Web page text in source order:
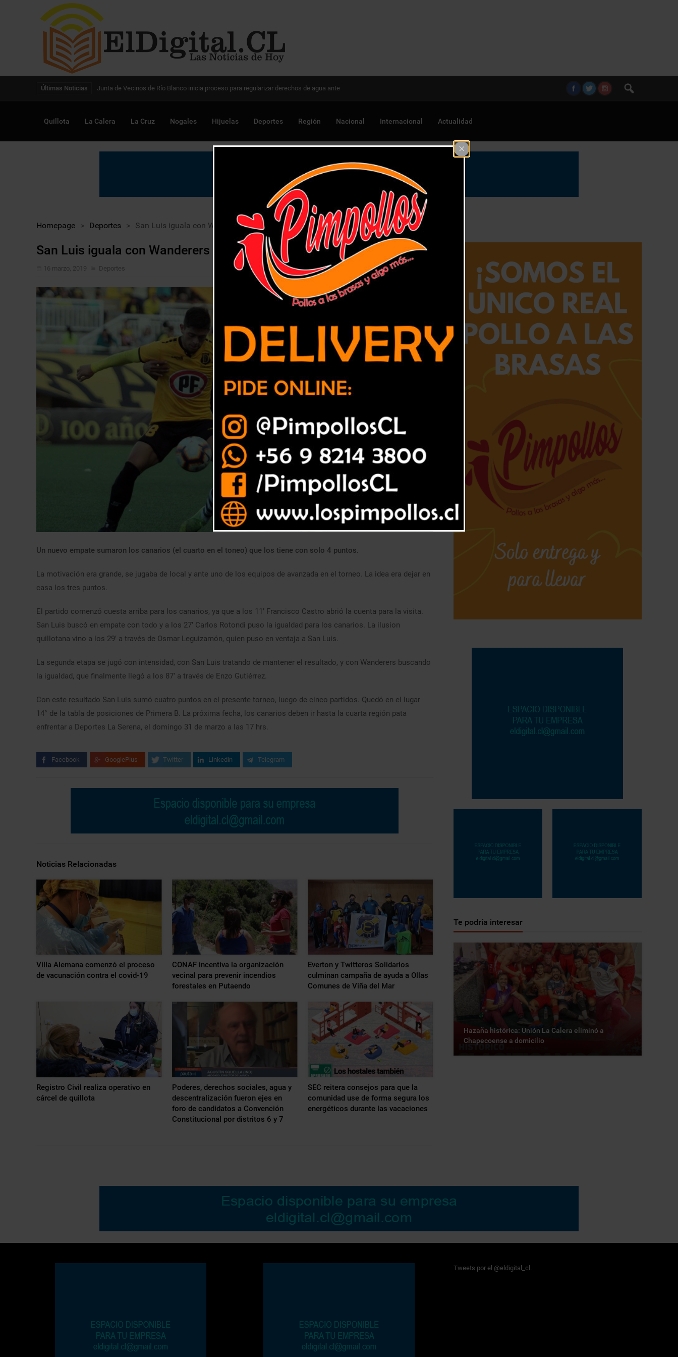
Últimas Noticias Digitalización de la gestión pública avanza en Chile para optimizar proyectos
Quillota La Calera La Cruz Nogales Hijuelas Deportes Región Nacional Internacional Actualidad
Homepage > Deportes > San Luis iguala con Wanderers y sigue sin ganar
San Luis iguala con Wanderers y sigue sin ganar
16 marzo, 2019 Deportes
Un nuevo empate sumaron los canarios (el cuarto en el toneo) que los tiene con solo 4 puntos.
La motivación era grande, se jugaba de local y ante uno de los equipos de avanzada en el torneo. La idea era dejar en
casa los tres puntos.
El partido comenzó cuesta arriba para los canarios, ya que a los 11′ Francisco Castro abrió la cuenta para la visita.
San Luis buscó en empate con todo y a los 27′ Carlos Rotondi puso la igualdad para los canarios. La ilusion
quillotana vino a los 29′ a través de Osmar Leguizamón, quien puso en ventaja a San Luis.
La segunda etapa se jugó con intensidad, con San Luis tratando de mantener el resultado, y con Wanderers buscando
la igualdad, que finalmente llegó a los 87′ a través de Enzo Gutiérrez.
Con este resultado San Luis sumó cuatro puntos en el presente torneo, luego de cinco partidos. Quedó en el lugar
14° de la tabla de posiciones de Primera B. La próxima fecha, los canarios deben ir hasta la cuarta región pata
enfrentar a Deportes La Serena, el domingo 31 de marzo a las 17 hrs.
Facebook GooglePlus Twitter Linkedin Telegram
Noticias Relacionadas
Villa Alemana comenzó el proceso
de vacunación contra el covid-19
CONAF incentiva la organización
vecinal para prevenir incendios
forestales en Putaendo
Everton y Twitteros Solidarios
culminan campaña de ayuda a Ollas
Comunes de Viña del Mar
Registro Civil realiza operativo en
cárcel de quillota
Poderes, derechos sociales, agua y
descentralización fueron ejes en
foro de candidatos a Convención
Constitucional por distritos 6 y 7
SEC reitera consejos para que la
comunidad use de forma segura los
energéticos durante las vacaciones
Te podría interesar
Hazaña histórica: Unión La Calera eliminó a
Chapecoense a domicilio
Tweets por el @eldigital_cl.